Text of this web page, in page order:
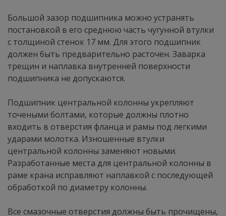
Большой зазор подшипника можно устранять
постановкой в его среднюю часть чугунной втулки
с толщиной стенок 17 мм. Для этого подшипник
должен быть предварительно расточен. Заварка
трещин и наплавка внутренней поверхности
подшипника не допускаются.
Подшипник центральной колонны укрепляют
точеными болтами, которые должны плотно
входить в отверстия фланца и рамы под легкими
ударами молотка. Изношенные втулки
центральной колонны заменяют новыми.
Разработанные места для центральной колонны в
раме крана исправляют наплавкой с последующей
обработкой по диаметру колонны.
Все смазочные отверстия должны быть прочищены,